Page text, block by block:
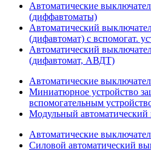
Автоматические
(диффавтоматы)
Автоматический
(дифавтомат) с вспомогат.
Автоматический
(дифавтомат, АВДТ)
Автоматические
Миниатюрное устройство
вспомогательным
Модульный автоматический
Автоматические
Силовой автоматический